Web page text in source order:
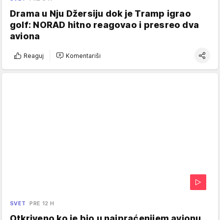
Drama u Nju Džersiju dok je Tramp igrao
golf: NORAD hitno reagovao i presreo dva
aviona
Reaguj Komentariši
SVET PRE 12 H